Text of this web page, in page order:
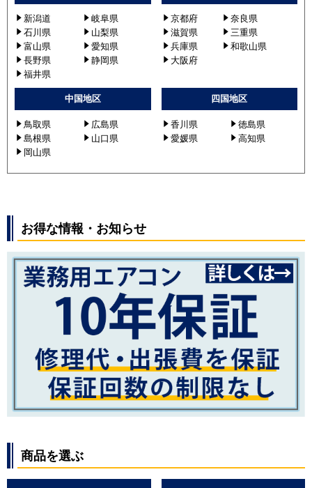
新潟道
岐阜県
石川県
山梨県
富山県
愛知県
長野県
静岡県
福井県
京都府
奈良県
滋賀県
三重県
兵庫県
和歌山県
大阪府
中国地区
鳥取県
広島県
島根県
山口県
岡山県
四国地区
香川県
徳島県
愛媛県
高知県
お得な情報・お知らせ
商品を選ぶ